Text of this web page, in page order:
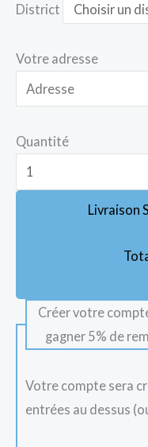
District
Votre adresse
Quantité
Livraison
Créer votre
gagner 5% de
Votre compte sera
entrées au dessus